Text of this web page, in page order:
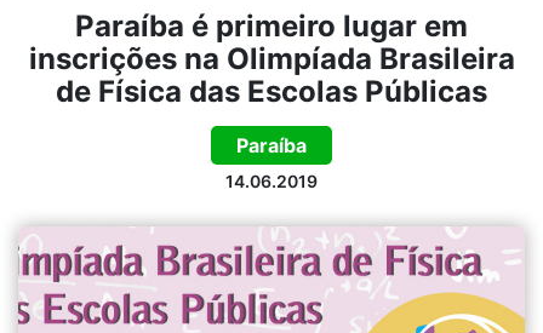
Paraíba é primeiro lugar em
inscrições na Olimpíada Brasileira
de Física das Escolas Públicas
Paraíba
14.06.2019